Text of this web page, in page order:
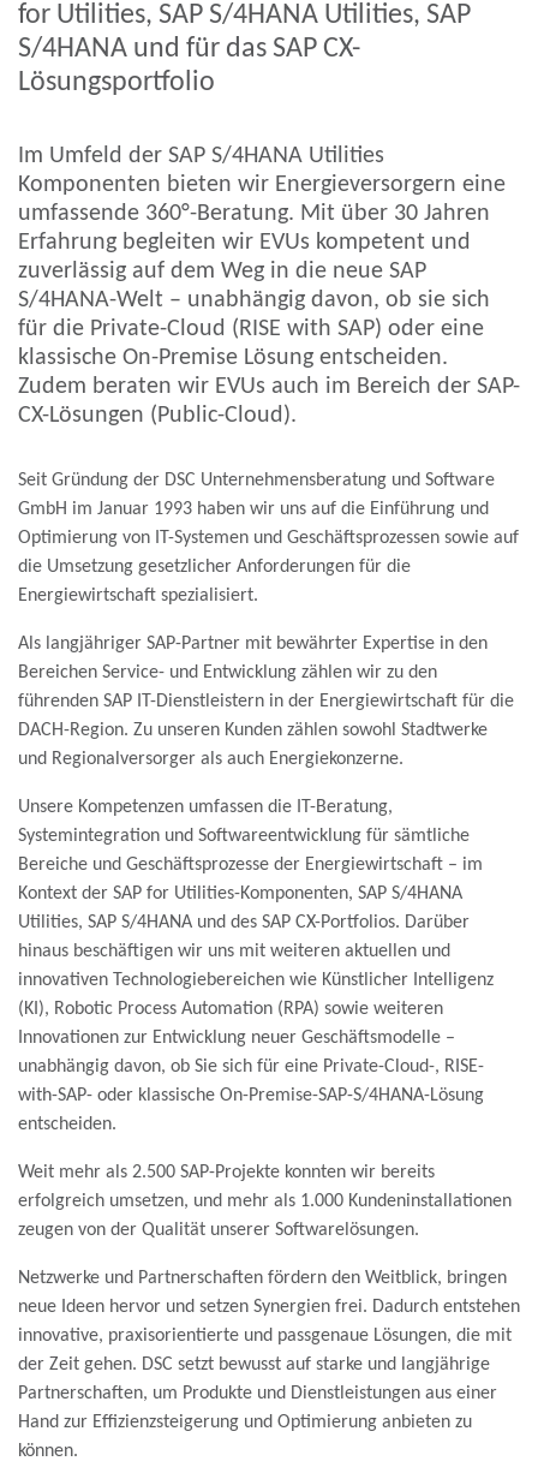
for Utilities, SAP S/4HANA Utilities, SAP
S/4HANA und für das SAP CX-
Lösungsportfolio
Im Umfeld der SAP S/4HANA Utilities
Komponenten bieten wir Energieversorgern eine
umfassende 360°-Beratung. Mit über 30 Jahren
Erfahrung begleiten wir EVUs kompetent und
zuverlässig auf dem Weg in die neue SAP
S/4HANA-Welt – unabhängig davon, ob sie sich
für die Private-Cloud (RISE with SAP) oder eine
klassische On-Premise Lösung entscheiden.
Zudem beraten wir EVUs auch im Bereich der SAP-
CX-Lösungen (Public-Cloud).
Seit Gründung der DSC Unternehmensberatung und Software
GmbH im Januar 1993 haben wir uns auf die Einführung und
Optimierung von IT-Systemen und Geschäftsprozessen sowie auf
die Umsetzung gesetzlicher Anforderungen für die
Energiewirtschaft spezialisiert.
Als langjähriger SAP-Partner mit bewährter Expertise in den
Bereichen Service- und Entwicklung zählen wir zu den
führenden SAP IT-Dienstleistern in der Energiewirtschaft für die
DACH-Region. Zu unseren Kunden zählen sowohl Stadtwerke
und Regionalversorger als auch Energiekonzerne.
Unsere Kompetenzen umfassen die IT-Beratung,
Systemintegration und Softwareentwicklung für sämtliche
Bereiche und Geschäftsprozesse der Energiewirtschaft – im
Kontext der SAP for Utilities-Komponenten, SAP S/4HANA
Utilities, SAP S/4HANA und des SAP CX-Portfolios. Darüber
hinaus beschäftigen wir uns mit weiteren aktuellen und
innovativen Technologiebereichen wie Künstlicher Intelligenz
(KI), Robotic Process Automation (RPA) sowie weiteren
Innovationen zur Entwicklung neuer Geschäftsmodelle –
unabhängig davon, ob Sie sich für eine Private-Cloud-, RISE-
with-SAP- oder klassische On-Premise-SAP-S/4HANA-Lösung
entscheiden.
Weit mehr als 2.500 SAP-Projekte konnten wir bereits
erfolgreich umsetzen, und mehr als 1.000 Kundeninstallationen
zeugen von der Qualität unserer Softwarelösungen.
Netzwerke und Partnerschaften fördern den Weitblick, bringen
neue Ideen hervor und setzen Synergien frei. Dadurch entstehen
innovative, praxisorientierte und passgenaue Lösungen, die mit
der Zeit gehen. DSC setzt bewusst auf starke und langjährige
Partnerschaften, um Produkte und Dienstleistungen aus einer
Hand zur Effizienzsteigerung und Optimierung anbieten zu
können.